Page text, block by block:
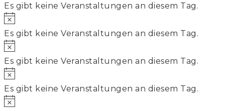
Es gibt keine Veranstaltungen an diesem Tag.
Es gibt keine Veranstaltungen an diesem Tag.
Es gibt keine Veranstaltungen an diesem Tag.
Es gibt keine Veranstaltungen an diesem Tag.